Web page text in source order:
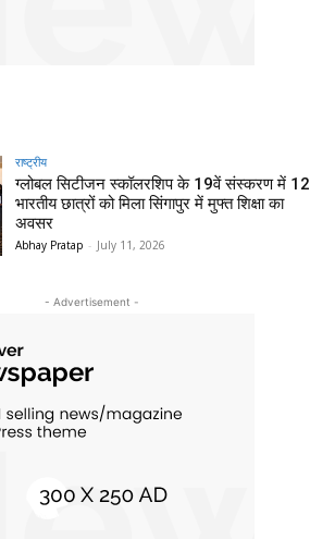
राष्ट्रीय
ग्लोबल सिटीजन स्कॉलरशिप के 19वें संस्करण में 12
भारतीय छात्रों को मिला सिंगापुर में मुफ्त शिक्षा का
अवसर
Abhay Pratap - July 11, 2026
- Advertisement -